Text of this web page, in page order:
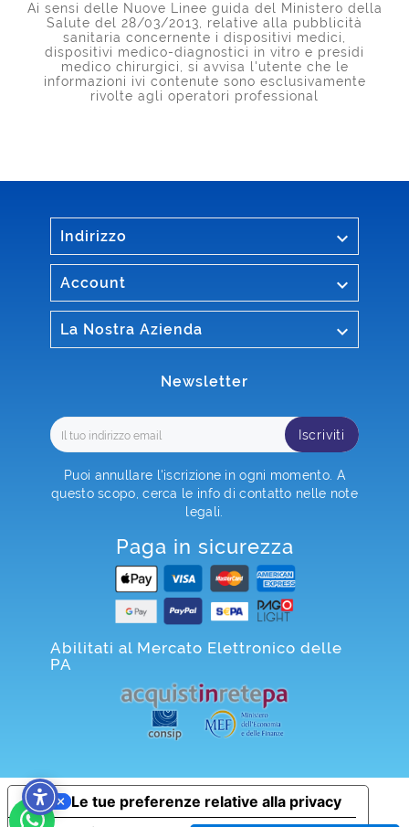
Ai sensi delle Nuove Linee guida del Ministero della
Salute del 28/03/2013, relative alla pubblicità
sanitaria concernente i dispositivi medici,
dispositivi medico-diagnostici in vitro e presidi
medico chirurgici, si avvisa l'utente che le
informazioni ivi contenute sono esclusivamente
rivolte agli operatori professional
Indirizzo 
Account 
La Nostra Azienda 
Newsletter
Iscriviti
Puoi annullare l'iscrizione in ogni momento. A
questo scopo, cerca le info di contatto nelle note
legali.
Paga in sicurezza
Abilitati al Mercato Elettronico delle
PA
Le tue preferenze relative alla privacy